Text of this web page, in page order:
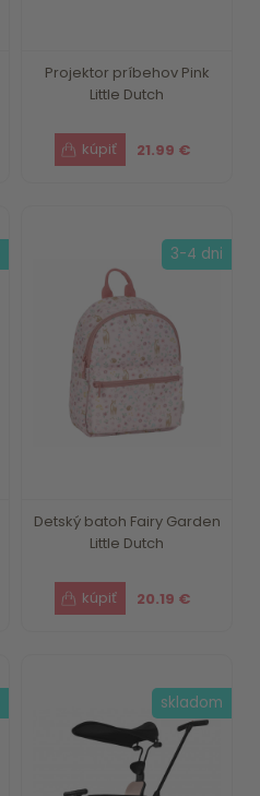
Projektor príbehov Pink
Little Dutch
21.99 €
Detský batoh Fairy Garden
Little Dutch
20.19 €
3-4 dni
skladom